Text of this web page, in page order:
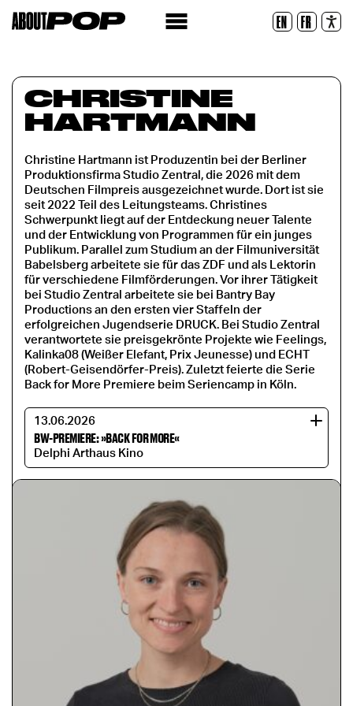
EN FR
Zurücksetzen
CHRISTINE
HARTMANN
Christine Hartmann ist Produzentin bei der Berliner
Produktionsfirma Studio Zentral, die 2026 mit dem
Deutschen Filmpreis ausgezeichnet wurde. Dort ist sie
seit 2022 Teil des Leitungsteams. Christines
Schwerpunkt liegt auf der Entdeckung neuer Talente
und der Entwicklung von Programmen für ein junges
Publikum. Parallel zum Studium an der Filmuniversität
Babelsberg arbeitete sie für das ZDF und als Lektorin
für verschiedene Filmförderungen. Vor ihrer Tätigkeit
bei Studio Zentral arbeitete sie bei Bantry Bay
Productions an den ersten vier Staffeln der
erfolgreichen Jugendserie DRUCK. Bei Studio Zentral
verantwortete sie preisgekrönte Projekte wie Feelings,
Kalinka08 (Weißer Elefant, Prix Jeunesse) und ECHT
(Robert-Geisendörfer-Preis). Zuletzt feierte die Serie
Back for More Premiere beim Seriencamp in Köln.
13.06.2026
BW-PREMIERE: »BACK FOR MORE«
Delphi Arthaus Kino